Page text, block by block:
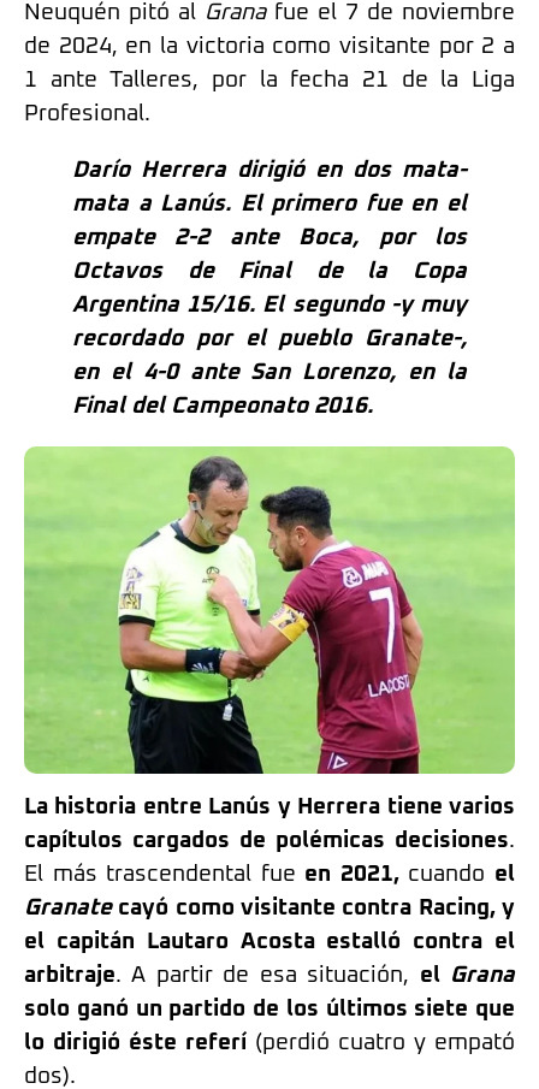
Neuquén pitó al Granafue el 7 de noviembre
de 2024, en la victoria como visitante por 2 a
1 ante Talleres, por la fecha 21 de la Liga
Profesional.
Darío Herrera dirigió en dos mata-
mata a Lanús. El primero fue en el
empate 2-2 ante Boca, por los
Octavos de Final de la Copa
Argentina 15/16. El segundo -y muy
recordado por el pueblo Granate-,
en el 4-0 ante San Lorenzo, en la
Final del Campeonato 2016.
La historia entre Lanús y Herrera tiene varios
capítulos cargados de polémicas decisiones.
El más trascendental fue en 2021,cuando el
Granatecayó como visitante contra Racing, y
el capitán Lautaro Acosta estalló contra el
arbitraje. A partir de esa situación, el Grana
solo ganó un partido de los últimos siete que
lo dirigió éste referí (perdió cuatro y empató
dos).